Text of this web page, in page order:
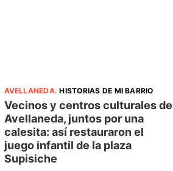
AVELLANEDA.HISTORIAS DE MI BARRIO
Vecinos y centros culturales de
Avellaneda, juntos por una
calesita: así restauraron el
juego infantil de la plaza
Supisiche